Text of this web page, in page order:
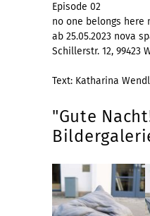
Episode 02
no one belongs here
ab 25.05.2023 nova
Schillerstr. 12,
Text: Katharina
"Gute